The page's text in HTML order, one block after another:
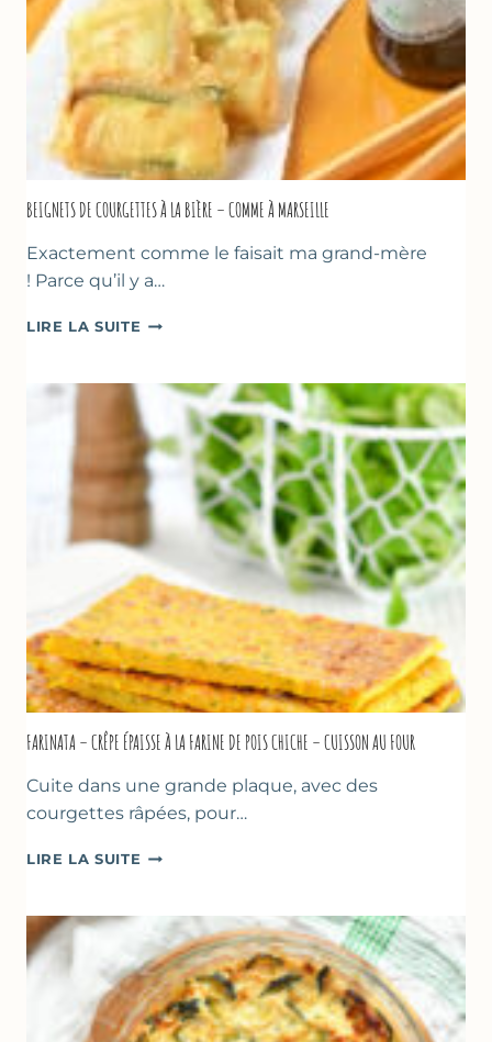
BEIGNETS DE COURGETTES À LA BIÈRE – COMME À MARSEILLE
Exactement comme le faisait ma grand-mère
! Parce qu’il y a…
LIRE LA SUITE BEIGNETS
LA
BIÈRE
–
COMME
À
MARSEILLE
FARINATA – CRÊPE ÉPAISSE À LA FARINE DE POIS CHICHE – CUISSON AU FOUR
Cuite dans une grande plaque, avec des
courgettes râpées, pour…
LIRE LA SUITE FARINATA
ÉPAISSE
À
LA
FARINE
DE
POIS